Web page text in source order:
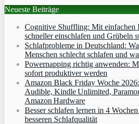
Neueste Beiträge
Cognitive Shuffling: Mit einfachen
schneller einschlafen und Grübeln
Schlafprobleme in Deutschland:
Menschen schlecht schlafen und
Powernapping richtig anwenden:
sofort produktiver werden
Amazon Black Friday Woche
Audible, Kindle Unlimited,
Amazon Hardware
Besser schlafen lernen in 4
besseren Schlafqualität